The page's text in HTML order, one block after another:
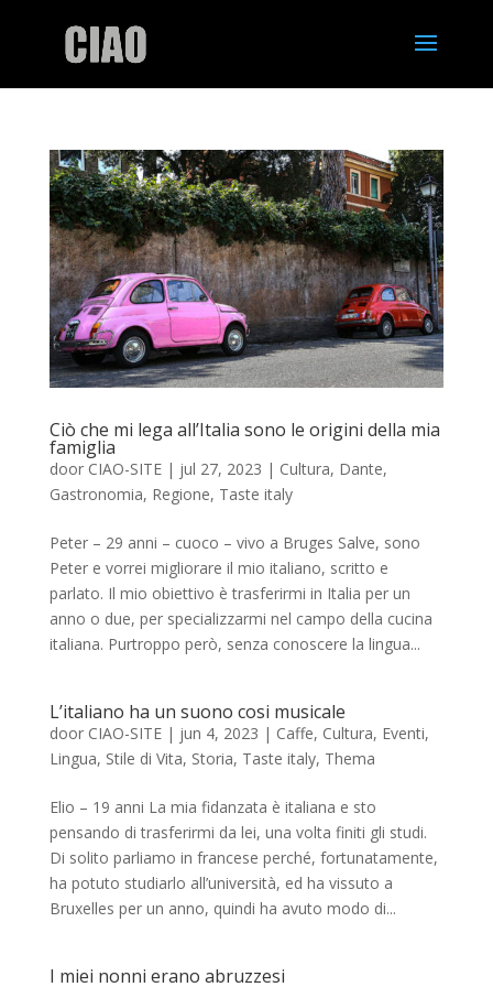
Ciò che mi lega all’Italia sono le origini della mia
famiglia
door CIAO-SITE| jul 27, 2023 | Cultura, Dante,
Gastronomia, Regione, Taste italy
Peter – 29 anni – cuoco – vivo a Bruges Salve, sono
Peter e vorrei migliorare il mio italiano, scritto e
parlato. Il mio obiettivo è trasferirmi in Italia per un
anno o due, per specializzarmi nel campo della cucina
italiana. Purtroppo però, senza conoscere la lingua...
L’italiano ha un suono cosi musicale
door CIAO-SITE| jun 4, 2023 | Caffe, Cultura, Eventi,
Lingua, Stile di Vita, Storia, Taste italy, Thema
Elio – 19 anni La mia fidanzata è italiana e sto
pensando di trasferirmi da lei, una volta finiti gli studi.
Di solito parliamo in francese perché, fortunatamente,
ha potuto studiarlo all’università, ed ha vissuto a
Bruxelles per un anno, quindi ha avuto modo di...
I miei nonni erano abruzzesi